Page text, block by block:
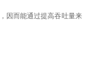
因而能通过提高吞吐量来